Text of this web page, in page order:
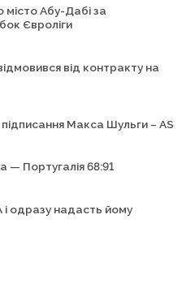
місто Абу-Дабі за
Євроліги
від контракту на
Макса Шульги – AS
— Португалія 68:91
і одразу надасть йому